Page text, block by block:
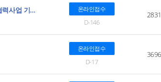
2026년 울산시ㆍ경주시ㆍ포항시 해오름동맹 첨단이차전지 연대협력사업 기업지원 수혜기업 상시 모집 공고 온라인접수
D-146
온라인접수
D-17